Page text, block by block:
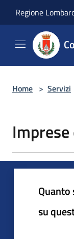
Regione
Home > Servizi
su